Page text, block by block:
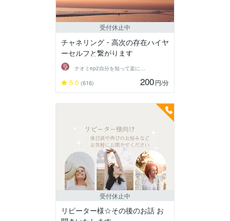
受付休止中
チャネリング・高次の存在ハイヤ
ーセルフと繋がります
ナオミep2自分を知って楽に生きる
5.0 (616) 200円/分
受付休止中
リピーター様☆その後のお話 お